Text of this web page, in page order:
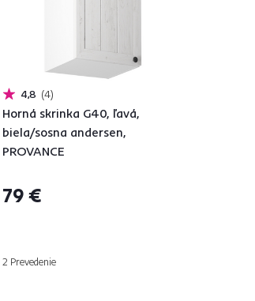
4,8 4
Horná skrinka G40, ľavá,
biela/sosna andersen,
PROVANCE
79 €
2 Prevedenie